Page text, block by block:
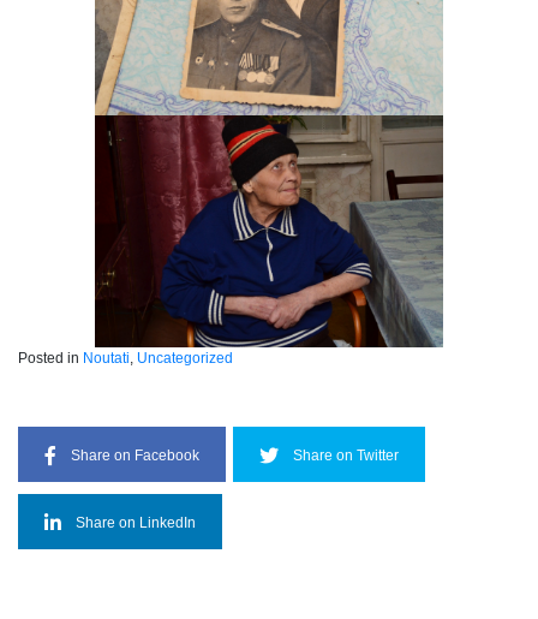
Posted in Noutati, Uncategorized
Share on Facebook Share on Twitter
Share on LinkedIn